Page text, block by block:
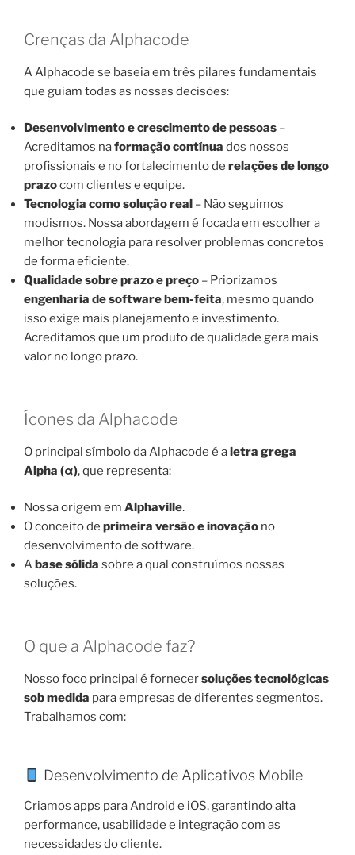
Crenças da Alphacode
A Alphacode se baseia em três pilares fundamentais
que guiam todas as nossas decisões:
Desenvolvimento e crescimento de pessoas –
Acreditamos naformação contínua dos nossos
profissionais e no fortalecimento de relações de longo
prazocom clientes e equipe.
Tecnologia como solução real – Não seguimos
modismos. Nossa abordagem é focada em escolher a
melhor tecnologia para resolver problemas concretos
de forma eficiente.
Qualidade sobre prazo e preço – Priorizamos
engenharia de software bem-feita, mesmo quando
isso exige mais planejamento e investimento.
Acreditamos que um produto de qualidade gera mais
valor no longo prazo.
Ícones da Alphacode
O principal símbolo da Alphacode é aletra grega
Alpha (α), que representa:
Nossa origem em Alphaville.
O conceito de primeira versão e inovação no
desenvolvimento de software.
Abase sólida sobre a qual construímos nossas
soluções.
O que a Alphacode faz?
Nosso foco principal é fornecersoluções tecnológicas
sob medida para empresas de diferentes segmentos.
Trabalhamos com:
Desenvolvimento de Aplicativos Mobile
Criamos apps para Android e iOS, garantindo alta
performance, usabilidade e integração com as
necessidades do cliente.